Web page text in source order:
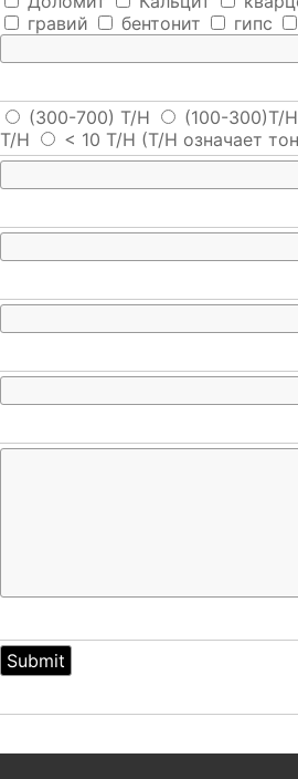
гравий
бентонит гипс
(300-700) T/H (100-300)T/H
T/H
< 10 T/H (T/H означает